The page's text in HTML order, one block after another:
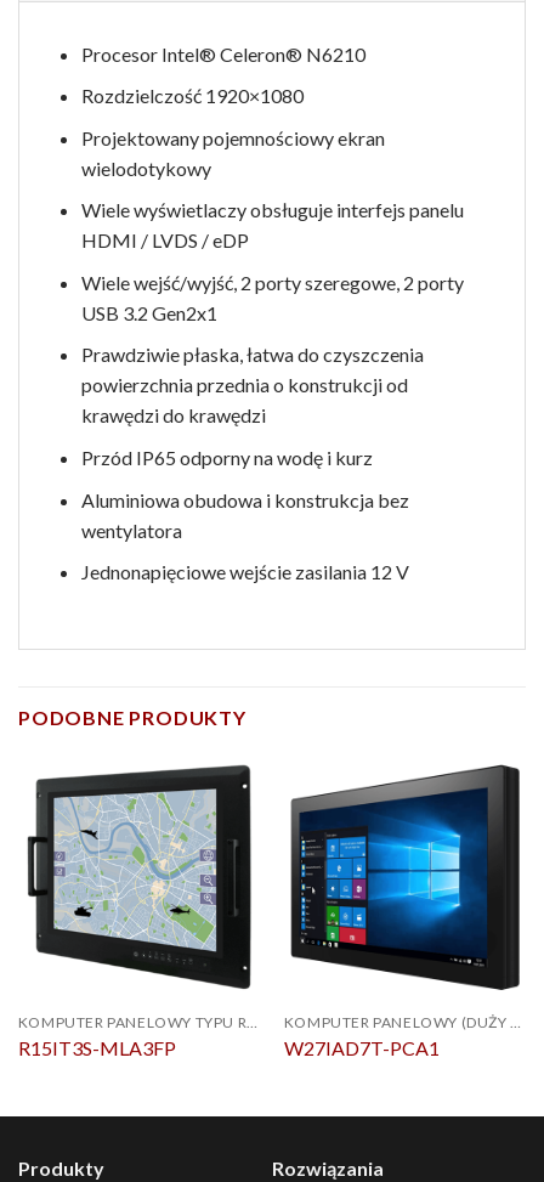
Procesor Intel® Celeron® N6210
Rozdzielczość 1920×1080
Projektowany pojemnościowy ekran
wielodotykowy
Wiele wyświetlaczy obsługuje interfejs panelu
HDMI / LVDS / eDP
Wiele wejść/wyjść, 2 porty szeregowe, 2 porty
USB 3.2 Gen2x1
Prawdziwie płaska, łatwa do czyszczenia
powierzchnia przednia o konstrukcji od
krawędzi do krawędzi
Przód IP65 odporny na wodę i kurz
Aluminiowa obudowa i konstrukcja bez
wentylatora
Jednonapięciowe wejście zasilania 12 V
PODOBNE PRODUKTY
R15IT3S-MLA3FP W27IAD7T-PCA1
Produkty Rozwiązania